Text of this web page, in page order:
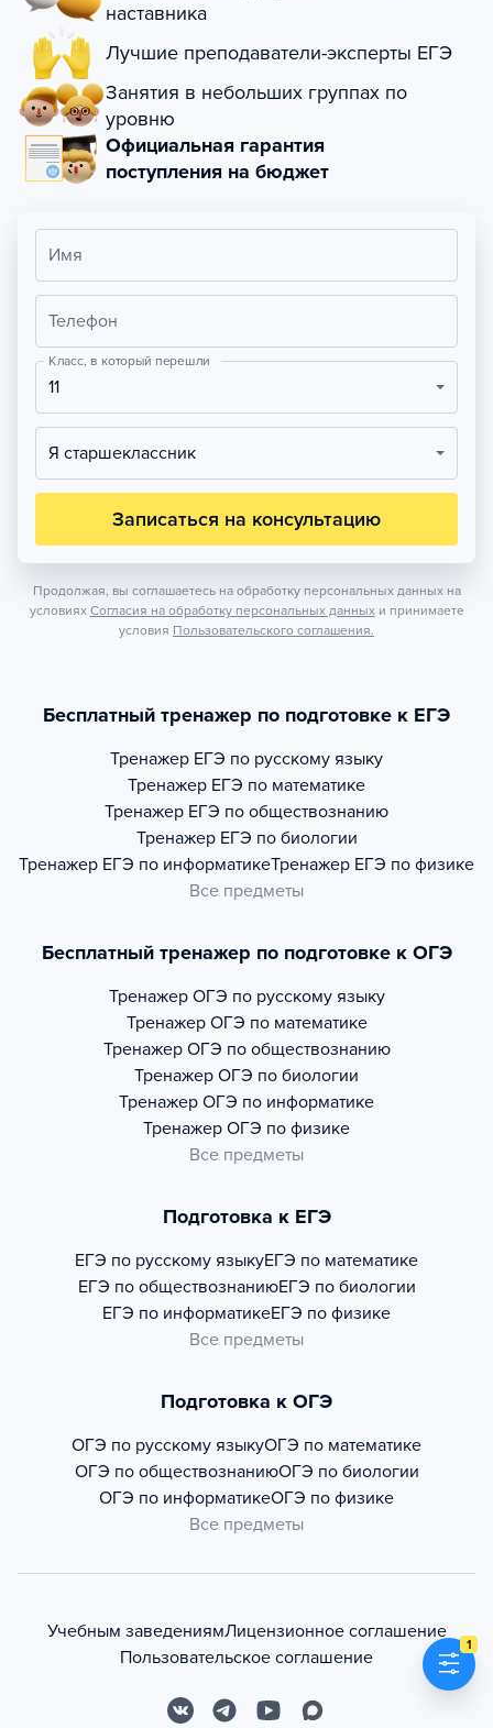
1
наставника
Лучшие преподаватели-эксперты ЕГЭ
Занятия в небольших группах по
уровню
Официальная гарантия
поступления на бюджет
Имя
Телефон
Класс, в который перешли
11
Я старшеклассник
Записаться на консультацию
Продолжая, вы соглашаетесь на обработку персональных данных на
условиях Согласия на обработку персональных данных и принимаете
условия Пользовательского соглашения.
Бесплатный тренажер по подготовке к ЕГЭ
Тренажер ЕГЭ по русскому языку
Тренажер ЕГЭ по математике
Тренажер ЕГЭ по обществознанию
Тренажер ЕГЭ по биологии
Тренажер ЕГЭ по информатикеТренажер ЕГЭ по физике
Все предметы
Бесплатный тренажер по подготовке к ОГЭ
Тренажер ОГЭ по русскому языку
Тренажер ОГЭ по математике
Тренажер ОГЭ по обществознанию
Тренажер ОГЭ по биологии
Тренажер ОГЭ по информатике
Тренажер ОГЭ по физике
Все предметы
Подготовка к ЕГЭ
ЕГЭ по русскому языкуЕГЭ по математике
ЕГЭ по обществознаниюЕГЭ по биологии
ЕГЭ по информатикеЕГЭ по физике
Все предметы
Подготовка к ОГЭ
ОГЭ по русскому языкуОГЭ по математике
ОГЭ по обществознаниюОГЭ по биологии
ОГЭ по информатикеОГЭ по физике
Все предметы
Учебным заведениямЛицензионное соглашение
Пользовательское соглашение